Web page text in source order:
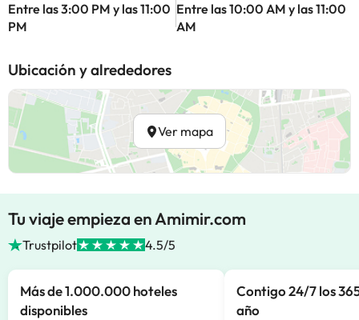
Entre las 3:00 PM y las 11:00
PM
Entre las 10:00 AM y las 11:00
AM
Ubicación y alrededores
Ver mapa
Tu viaje empieza en Amimir.com
Trustpilot 4.5/5
Más de 1.000.000 hoteles
disponibles
Contigo 24/7 los
año